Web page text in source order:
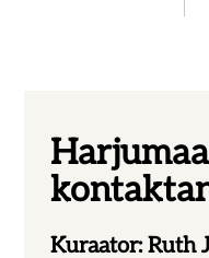
Kuraator: Ruth